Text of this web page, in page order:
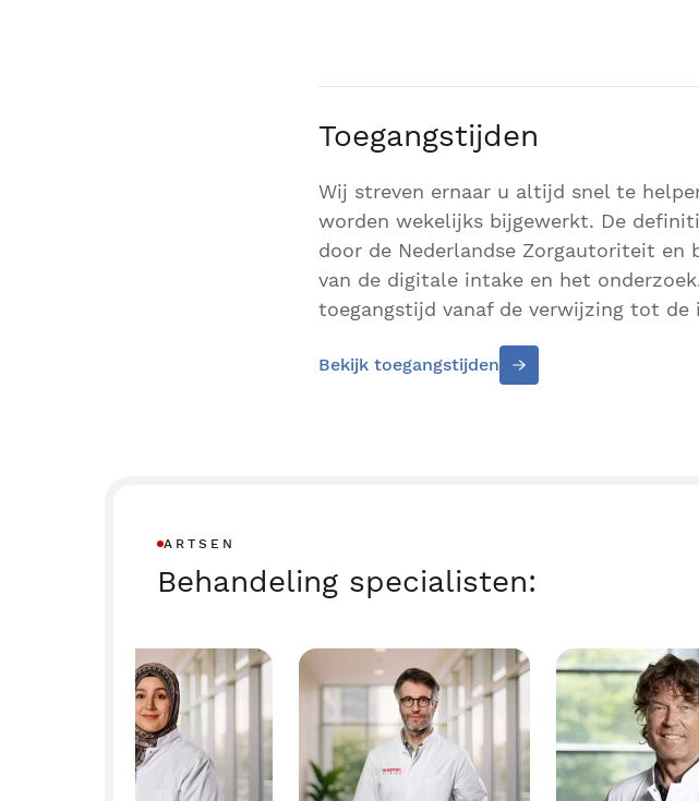
Toegangstijden
Wij streven ernaar u altijd snel te
worden wekelijks bijgewerkt. De
door de Nederlandse Zorgautoriteit
van de digitale intake en het
toegangstijd vanaf de verwijzing tot de
Bekijk toegangstijden
ARTSEN
Behandeling specialisten: